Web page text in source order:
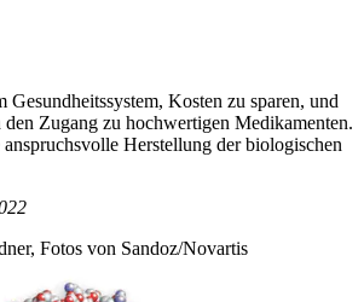
Gesundheitssystem, Kosten zu sparen, und
den Zugang zu hochwertigen Medikamenten.
anspruchsvolle Herstellung der biologischen
Fotos von Sandoz/Novartis